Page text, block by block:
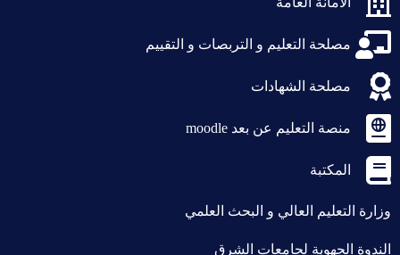
مصلحة التعليم و التربصات و التقييم
مصلحة الشهادات
منصة التعليم عن بعد moodle
المكتبة
وزارة التعليم العالي و البحث العلمي
الندوة الجهوية لجامعات الشرق